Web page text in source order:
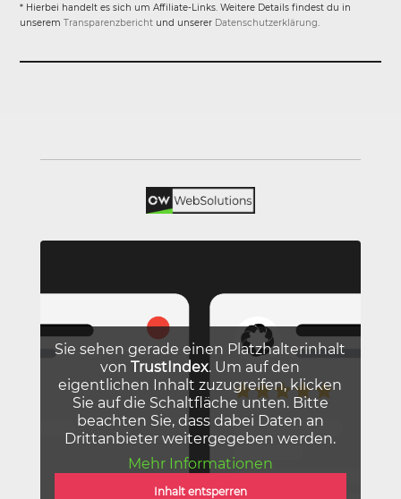
* Hierbei handelt es sich um Affiliate-Links. Weitere Details findest du in
unseremTransparenzbericht und unserer Datenschutzerklärung
Sie sehen gerade einen Platzhalterinhalt
vonTrustIndex. Um auf den
eigentlichen Inhalt zuzugreifen, klicken
Sie auf die Schaltfläche unten. Bitte
beachten Sie, dass dabei Daten an
Drittanbieter weitergegeben werden.
Mehr Informationen
Inhalt entsperren